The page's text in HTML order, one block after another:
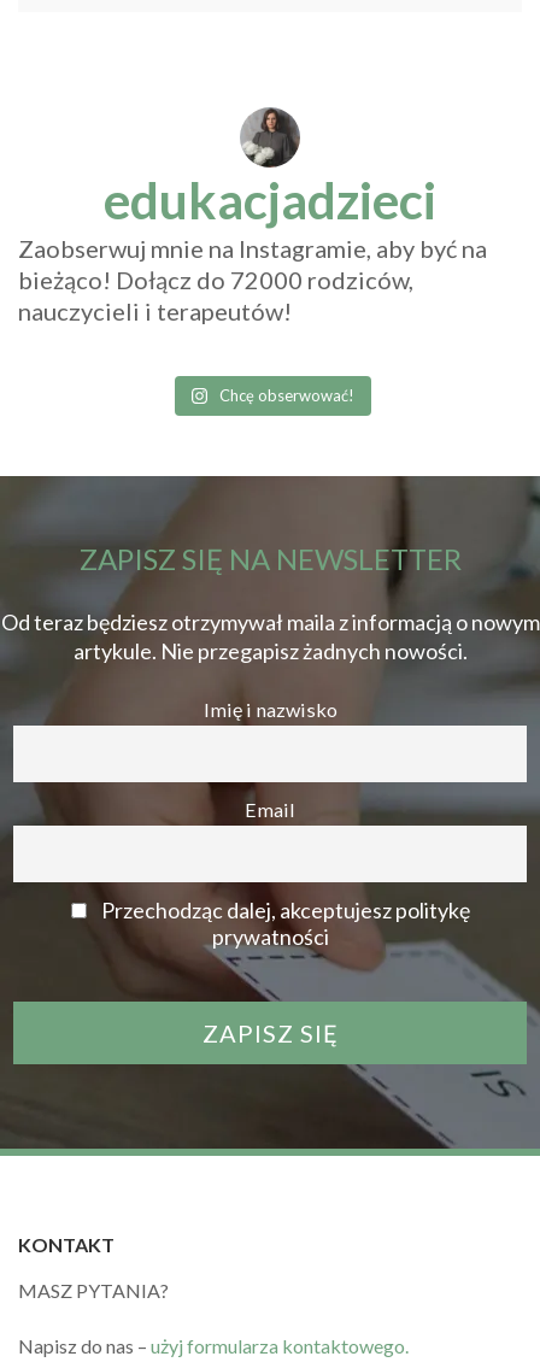
edukacjadzieci
Zaobserwuj mnie na Instagramie, aby być na
bieżąco! Dołącz do 72000 rodziców,
nauczycieli i terapeutów!
Chcę obserwować!
ZAPISZ SIĘ NA NEWSLETTER
Od teraz będziesz otrzymywał maila z informacją o nowym
artykule. Nie przegapisz żadnych nowości.
Imię i nazwisko
Email
Przechodząc dalej, akceptujesz politykę
prywatności
KONTAKT
MASZ PYTANIA?
Napisz do nas – użyj formularza kontaktowego.